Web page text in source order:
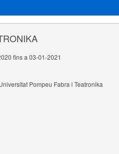
fins a 03-01-2021
Pompeu Fabra i Teatronika